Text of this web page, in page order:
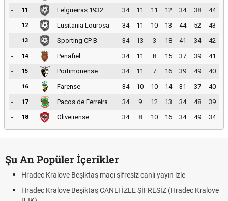
-
11 Felgueiras 1932 34 11 11 12 34 38
44
-
12 Lusitania Lourosa 34 11 10 13 44 52
43
-
13 Sporting CP B 34 13 3 18 41 34
42
-
14 Penafiel 34 11 8 15 37 39
41
-
15 Portimonense 34 11 7 16 39 49
40
-
16 Farense 34 10 10 14 31 37
40
-
17 Pacos de Ferreira 34 9 12 13 34 48
39
-
18 Oliveirense 34 8 10 16 34 49 34
Şu An Popüler İçerikler
Hradec Kralove Beşiktaş maçı şifresiz canlı yayın izle
Hradec Kralove Beşiktaş CANLI İZLE ŞİFRESİZ (Hradec Kralove